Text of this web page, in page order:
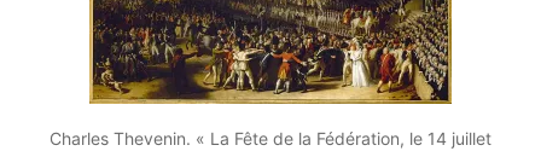
Charles Thevenin. « La Fête de la Fédération, le 14 juillet